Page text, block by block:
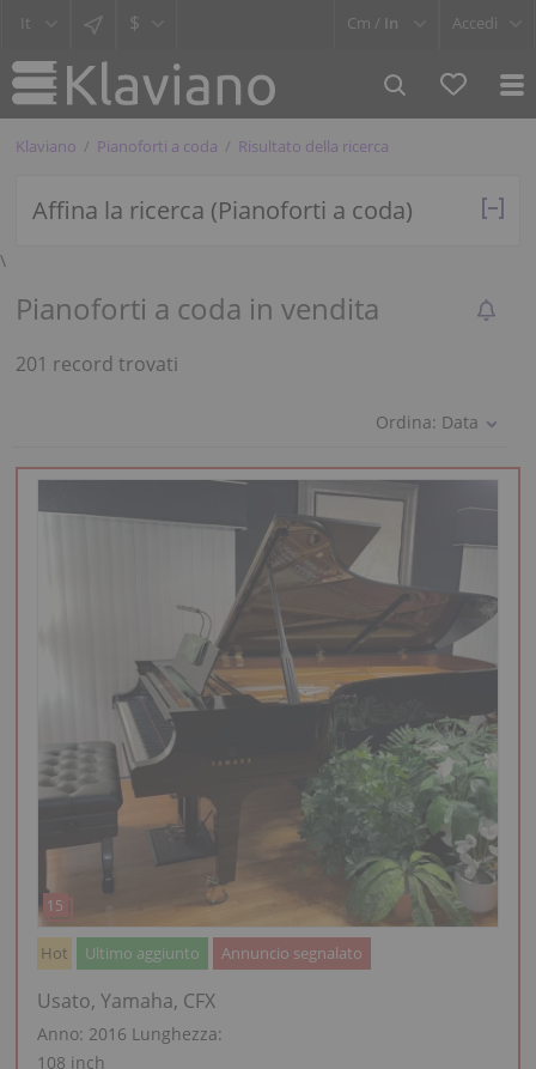
$ Cm / In Accedi
Klaviano Pianoforti a coda Risultato della ricerca
Affina la ricerca (Pianoforti a coda)
\
Pianoforti a coda in vendita
201 record trovati
Ordina: Data
Hot Ultimo aggiunto Annuncio segnalato
Usato, Yamaha, CFX
Anno: 2016 Lunghezza:
108 inch